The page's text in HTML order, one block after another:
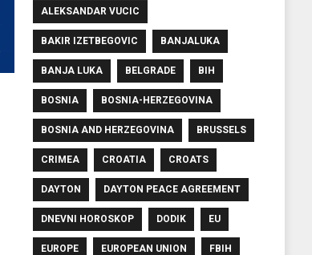
ALEKSANDAR VUCIC
BAKIR IZETBEGOVIC BANJALUKA
BANJA LUKA BELGRADE BIH
BOSNIA BOSNIA-HERZEGOVINA
BOSNIA AND HERZEGOVINA BRUSSELS
CRIMEA CROATIA CROATS
DAYTON DAYTON PEACE AGREEMENT
DNEVNI HOROSKOP DODIK EU
EUROPE EUROPEAN UNION FBIH